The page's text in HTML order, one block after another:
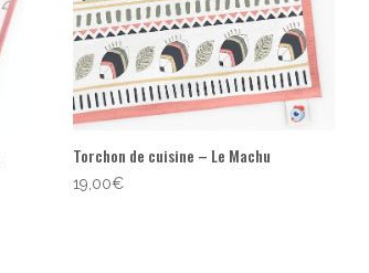
Torchon de cuisine – Le Machu
19,00€